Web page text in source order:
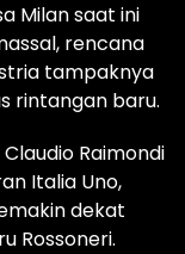
Milan saat ini
rencana
tampaknya
rintangan baru.
Raimondi
Italia Uno,
dekat
Rossoneri.